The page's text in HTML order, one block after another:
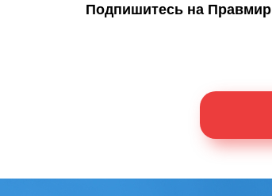
Подпишитесь на Правмир